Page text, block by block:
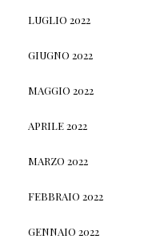
LUGLIO 2022
GIUGNO 2022
MAGGIO 2022
APRILE 2022
MARZO 2022
FEBBRAIO 2022
GENNAIO 2022